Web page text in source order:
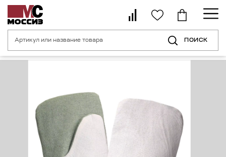
ПОИСК
Главная страница Средства индивидуальной защиты рук